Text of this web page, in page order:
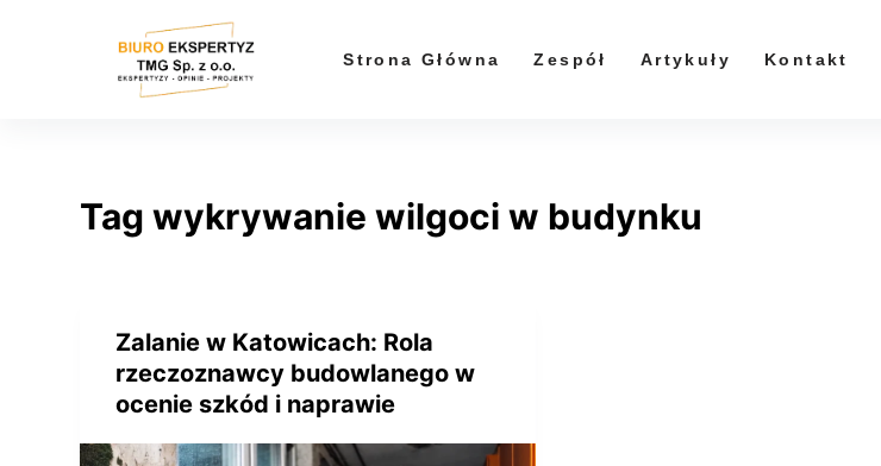
Strona Główna Zespół Artykuły Kontakt
Tag wykrywanie wilgoci w budynku
Zalanie w Katowicach: Rola
rzeczoznawcy budowlanego w
ocenie szkód i naprawie